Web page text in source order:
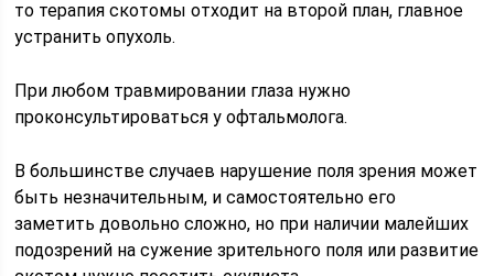
то терапия скотомы отходит на второй план, главное
устранить опухоль.
При любом травмировании глаза нужно
проконсультироваться у офтальмолога.
В большинстве случаев нарушение поля зрения может
быть незначительным, и самостоятельно его
заметить довольно сложно, но при наличии малейших
подозрений на сужение зрительного поля или развитие